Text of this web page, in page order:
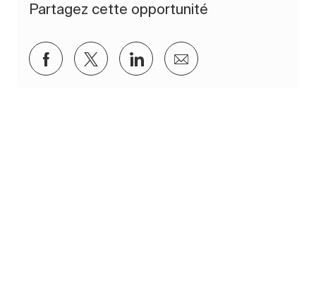
Partagez cette opportunité
Partager via Facebook
Partager via twitter
Partager via LinkedIn
Partager par e-mail